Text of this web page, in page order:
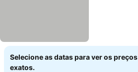
Selecione as datas para ver os preços
exatos.